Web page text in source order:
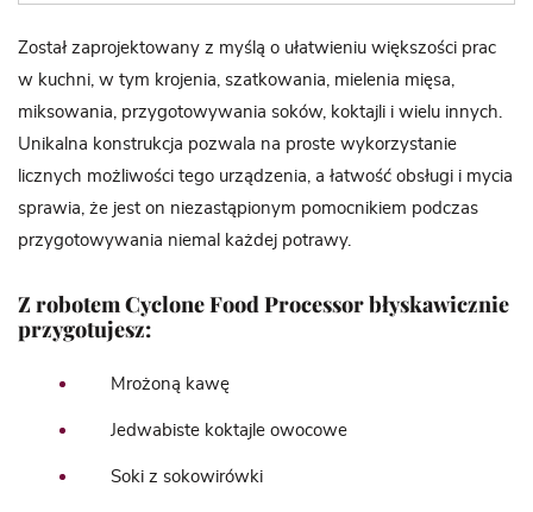
Został zaprojektowany z myślą o ułatwieniu większości prac
w kuchni, w tym krojenia, szatkowania, mielenia mięsa,
miksowania, przygotowywania soków, koktajli i wielu innych.
Unikalna konstrukcja pozwala na proste wykorzystanie
licznych możliwości tego urządzenia, a łatwość obsługi i mycia
sprawia, że jest on niezastąpionym pomocnikiem podczas
przygotowywania niemal każdej potrawy.
Z robotem Cyclone Food Processor błyskawicznie
przygotujesz:
Mrożoną kawę
Jedwabiste koktajle owocowe
Soki z sokowirówki